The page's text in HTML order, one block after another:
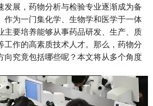
发展，药物分析与检验专业逐渐成为备
作为一门集化学、生物学和医学于一体
主要培养能够从事药品研发、生产、质
工作的高素质技术人才。那么，药物分
向究竟包括哪些呢？本文将从多个角度